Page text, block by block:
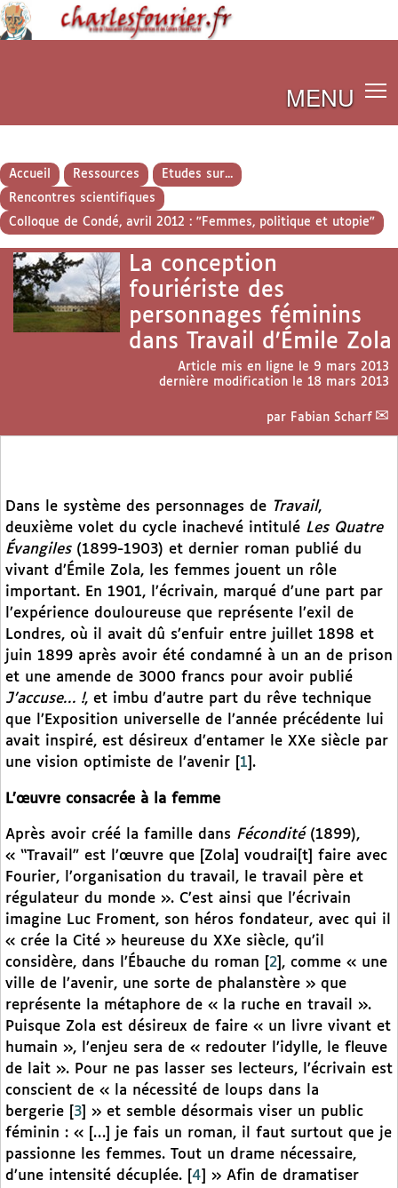
MENU
Accueil Ressources
Etudes sur...
Rencontres scientifiques
Colloque de Condé, avril 2012 : "Femmes, politique et utopie"
La conception
fouriériste des
personnages féminins
dans Travail d’Émile Zola
Article mis en ligne le 9 mars 2013
dernière modification le 18 mars 2013
par Fabian Scharf
Dans le système des personnages de Travail,
deuxième volet du cycle inachevé intitulé Les Quatre
Évangiles (1899-1903) et dernier roman publié du
vivant d’Émile Zola, les femmes jouent un rôle
important. En 1901, l’écrivain, marqué d’une part par
l’expérience douloureuse que représente l’exil de
Londres, où il avait dû s’enfuir entre juillet 1898 et
juin 1899 après avoir été condamné à un an de prison
et une amende de 3000 francs pour avoir publié
J’accuse… !, et imbu d’autre part du rêve technique
que l’Exposition universelle de l’année précédente lui
avait inspiré, est désireux d’entamer le XXe siècle par
une vision optimiste de l’avenir
1 .
L’œuvre consacrée à la femme
Après avoir créé la famille dans Fécondité(1899),
« “Travail” est l’œuvre que [Zola] voudrai[t] faire avec
Fourier, l’organisation du travail, le travail père et
régulateur du monde ». C’est ainsi que l’écrivain
imagine Luc Froment, son héros fondateur, avec qui il
« crée la Cité » heureuse du XXe siècle, qu’il
considère, dans l’Ébauche du roman
2 , comme « une
ville de l’avenir, une sorte de phalanstère » que
représente la métaphore de « la ruche en travail ».
Puisque Zola est désireux de faire « un livre vivant et
humain », l’enjeu sera de « redouter l’idylle, le fleuve
de lait ». Pour ne pas lasser ses lecteurs, l’écrivain est
conscient de « la nécessité de loups dans la
bergerie
3
» et semble désormais viser un public
féminin : « […] je fais un roman, il faut surtout que je
passionne les femmes. Tout un drame nécessaire,
d’une intensité décuplée.
4
» Afin de dramatiser